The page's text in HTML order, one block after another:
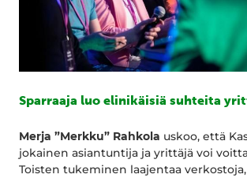
Sparraaja luo elinikäisiä suhteita
Merja ”Merkku” Rahkola uskoo, että
jokainen asiantuntija ja yrittäjä voi
Toisten tukeminen laajentaa